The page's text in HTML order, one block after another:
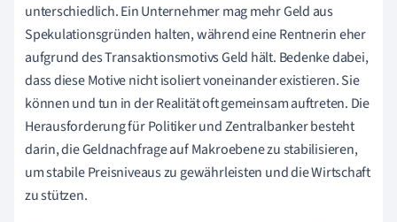
unterschiedlich. Ein Unternehmer mag mehr Geld aus
Spekulationsgründen halten, während eine Rentnerin eher
aufgrund des Transaktionsmotivs Geld hält. Bedenke dabei,
dass diese Motive nicht isoliert voneinander existieren. Sie
können und tun in der Realität oft gemeinsam auftreten. Die
Herausforderung für Politiker und Zentralbanker besteht
darin, die Geldnachfrage auf Makroebene zu stabilisieren,
um stabile Preisniveaus zu gewährleisten und die Wirtschaft
zu stützen.